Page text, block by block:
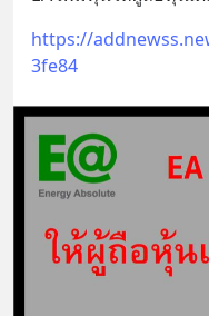
https://
3fe84